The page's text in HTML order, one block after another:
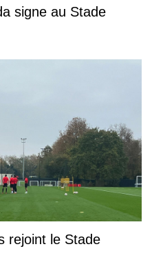
signe au Stade
rejoint le Stade